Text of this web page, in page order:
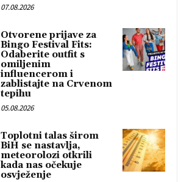
07.08.2026
Otvorene prijave za
Bingo Festival Fits:
Odaberite outfit s
omiljenim
influencerom i
zablistajte na Crvenom
tepihu
05.08.2026
Toplotni talas širom
BiH se nastavlja,
meteorolozi otkrili
kada nas očekuje
osvježenje